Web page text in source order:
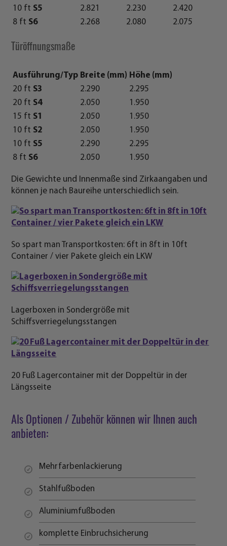
10 ft S5 2.821 2.230
2.420
8 ft S6 2.268 2.080 2.075
Türöffnungsmaße
Ausführung/Typ Breite (mm) Höhe (mm)
20 ft S3 2.290
2.295
20 ft S4 2.050
1.950
15 ft S1 2.050
1.950
10 ft S2 2.050
1.950
10 ft S5 2.290
2.295
8 ft S6 2.050 1.950
Die Gewichte und Innenmaße sind Zirkaangaben und
können je nach Baureihe unterschiedlich sein.
So spart man Transportkosten: 6ft in 8ft in 10ft
Container / vier Pakete gleich ein LKW
Lagerboxen in Sondergröße mit
Schiffsverriegelungsstangen
20 Fuß Lagercontainer mit der Doppeltür in der
Längsseite
Als Optionen / Zubehör können wir Ihnen auch
anbieten:
Mehrfarbenlackierung
Stahlfußboden
Aluminiumfußboden
komplette Einbruchsicherung